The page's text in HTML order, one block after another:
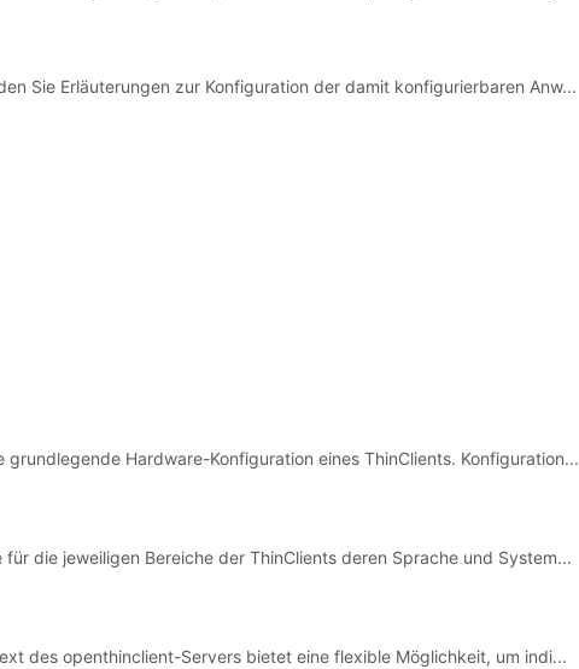
Sie Erläuterungen zur Konfiguration der damit konfigurierbaren Anw...
Hardware-Konfiguration eines ThinClients. Konfiguration...
die jeweiligen Bereiche der ThinClients deren Sprache und System...
des openthinclient-Servers bietet eine flexible Möglichkeit, um indi...